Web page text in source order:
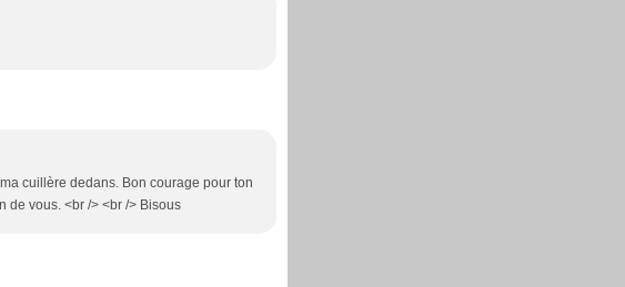
cuillère dedans. Bon courage pour ton
de vous. <br /> <br /> Bisous